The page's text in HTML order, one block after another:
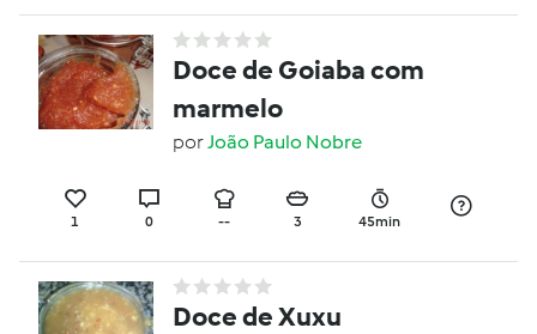
Doce de Goiaba com
marmelo
porJoão Paulo Nobre
1 0 -- 3 45min
Doce de Xuxu